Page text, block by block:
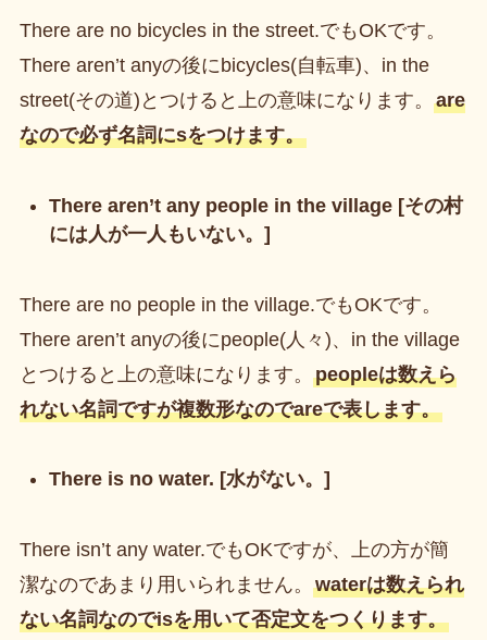
There are no bicycles in the street.でもOKです。
There aren’t anyの後にbicycles(自転車)、in the
street(その道)とつけると上の意味になります。 are
なので必ず名詞にsをつけます。
There aren’t any people in the village [その村
には人が一人もいない。]
There are no people in the village.でもOKです。
There aren’t anyの後にpeople(人々)、in the village
とつけると上の意味になります。 peopleは数えら
れない名詞ですが複数形なのでareで表します。
There is no water. [水がない。]
There isn’t any water.でもOKですが、上の方が簡
潔なのであまり用いられません。 waterは数えられ
ない名詞なのでisを用いて否定文をつくります。